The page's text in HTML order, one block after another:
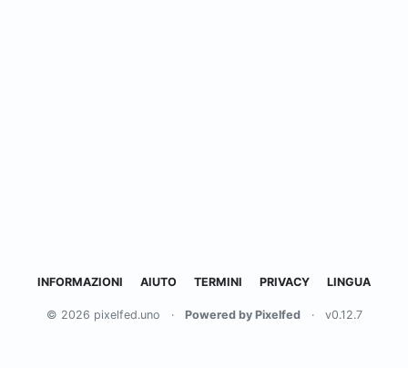
INFORMAZIONI AIUTO TERMINI PRIVACY LINGUA
© 2026 pixelfed.uno · Powered by Pixelfed · v0.12.7